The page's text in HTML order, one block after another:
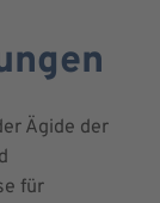
Ägide der
für